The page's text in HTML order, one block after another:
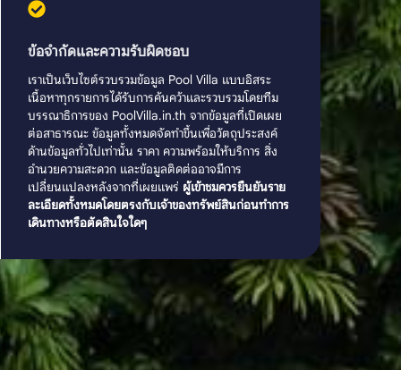
ข้อจำกัดและความรับผิดชอบ
เราเป็นเว็บไซต์รวบรวมข้อมูล Pool Villa แบบอิสระ
เนื้อหาทุกรายการได้รับการค้นคว้าและรวบรวมโดยทีม
บรรณาธิการของ PoolVilla.in.th จากข้อมูลที่เปิดเผย
ต่อสาธารณะ ข้อมูลทั้งหมดจัดทำขึ้นเพื่อวัตถุประสงค์
ด้านข้อมูลทั่วไปเท่านั้น ราคา ความพร้อมให้บริการ สิ่ง
อำนวยความสะดวก และข้อมูลติดต่ออาจมีการ
เปลี่ยนแปลงหลังจากที่เผยแพร่ ผู้เข้าชมควรยืนยันราย
ละเอียดทั้งหมดโดยตรงกับเจ้าของทรัพย์สินก่อนทำการ
เดินทางหรือตัดสินใจใดๆ